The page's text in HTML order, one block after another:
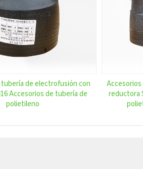
de electrofusión con
Accesorios de tubería de
polietileno
reductora